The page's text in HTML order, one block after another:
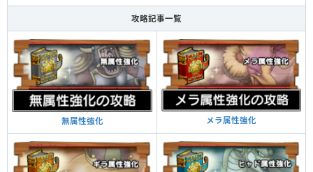
攻略記事一覧
無属性強化 メラ属性強化